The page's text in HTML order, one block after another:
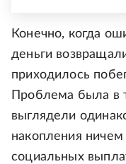
Конечно, когда
деньги
приходилось
Проблема была в
выглядели
накопления
социальных